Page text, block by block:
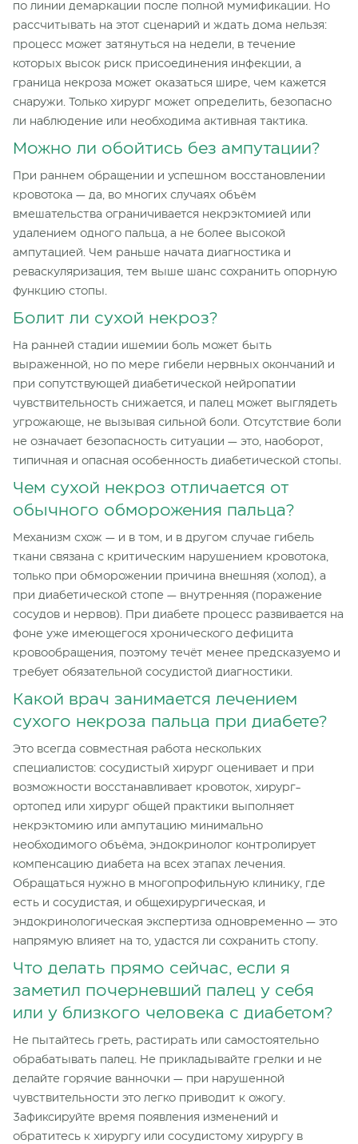
по линии демаркации после полной мумификации. Но
рассчитывать на этот сценарий и ждать дома нельзя:
процесс может затянуться на недели, в течение
которых высок риск присоединения инфекции, а
граница некроза может оказаться шире, чем кажется
снаружи. Только хирург может определить, безопасно
ли наблюдение или необходима активная тактика.
Можно ли обойтись без ампутации?
При раннем обращении и успешном восстановлении
кровотока — да, во многих случаях объём
вмешательства ограничивается некрэктомией или
удалением одного пальца, а не более высокой
ампутацией. Чем раньше начата диагностика и
реваскуляризация, тем выше шанс сохранить опорную
функцию стопы.
Болит ли сухой некроз?
На ранней стадии ишемии боль может быть
выраженной, но по мере гибели нервных окончаний и
при сопутствующей диабетической нейропатии
чувствительность снижается, и палец может выглядеть
угрожающе, не вызывая сильной боли. Отсутствие боли
не означает безопасность ситуации — это, наоборот,
типичная и опасная особенность диабетической стопы.
Чем сухой некроз отличается от
обычного обморожения пальца?
Механизм схож — и в том, и в другом случае гибель
ткани связана с критическим нарушением кровотока,
только при обморожении причина внешняя (холод), а
при диабетической стопе — внутренняя (поражение
сосудов и нервов). При диабете процесс развивается на
фоне уже имеющегося хронического дефицита
кровообращения, поэтому течёт менее предсказуемо и
требует обязательной сосудистой диагностики.
Какой врач занимается лечением
сухого некроза пальца при диабете?
Это всегда совместная работа нескольких
специалистов: сосудистый хирург оценивает и при
возможности восстанавливает кровоток, хирург-
ортопед или хирург общей практики выполняет
некрэктомию или ампутацию минимально
необходимого объёма, эндокринолог контролирует
компенсацию диабета на всех этапах лечения.
Обращаться нужно в многопрофильную клинику, где
есть и сосудистая, и общехирургическая, и
эндокринологическая экспертиза одновременно — это
напрямую влияет на то, удастся ли сохранить стопу.
Что делать прямо сейчас, если я
заметил почерневший палец у себя
или у близкого человека с диабетом?
Не пытайтесь греть, растирать или самостоятельно
обрабатывать палец. Не прикладывайте грелки и не
делайте горячие ванночки — при нарушенной
чувствительности это легко приводит к ожогу.
Зафиксируйте время появления изменений и
обратитесь к хирургу или сосудистому хирургу в